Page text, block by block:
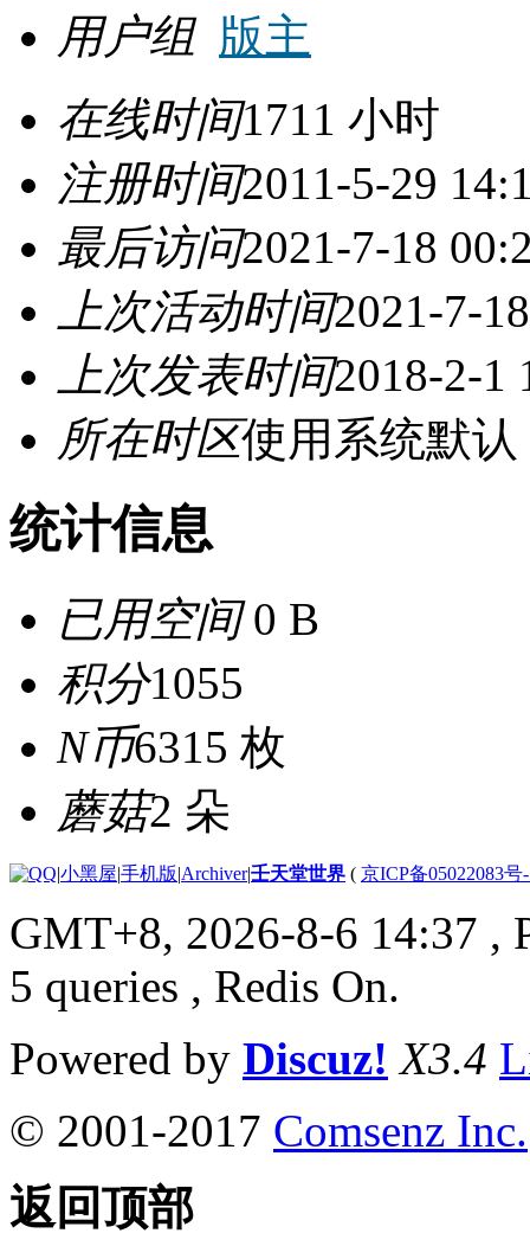
用户组 版主
在线时间1711 小时
注册时间2011-5-29
最后访问2021-7-18
上次活动时间2021-7-
上次发表时间2018-2-1
所在时区使用系统默认
统计信息
已用空间0 B
积分1055
N币6315 枚
蘑菇2 朵
|小黑屋|手机版|Archiver|壬天堂世界 ( 京ICP备05022083号
GMT+8, 2026-8-6 14:37 ,
5 queries , Redis On.
Powered by Discuz! X3.4
© 2001-2017 Comsenz Inc.
返回顶部